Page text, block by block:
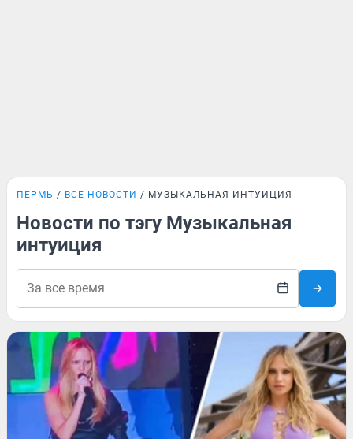
ПЕРМЬ ВСЕ НОВОСТИ МУЗЫКАЛЬНАЯ ИНТУИЦИЯ
Новости по тэгу Музыкальная
интуиция